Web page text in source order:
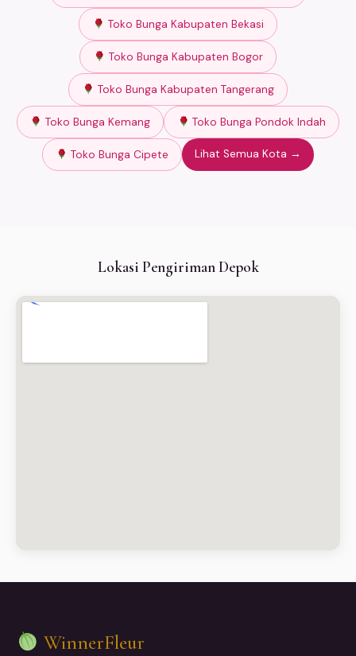
Toko Bunga Kabupaten Bekasi
Toko Bunga Kabupaten Bogor
Toko Bunga Kabupaten Tangerang
Toko Bunga Kemang Toko Bunga Pondok Indah
Toko Bunga Cipete Lihat Semua Kota →
Lokasi Pengiriman Depok
WinnerFleur